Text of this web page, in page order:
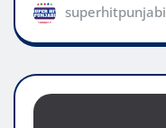
superhitpunjabi